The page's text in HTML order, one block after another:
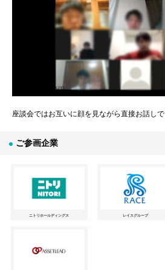
座談会ではお互いに顔を見ながら直接お話しで
ご参画企業
ニトリホールディングス レイスグループ